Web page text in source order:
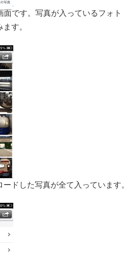
です。写真が入っているフォト
す。
ドした写真が全て入っています。